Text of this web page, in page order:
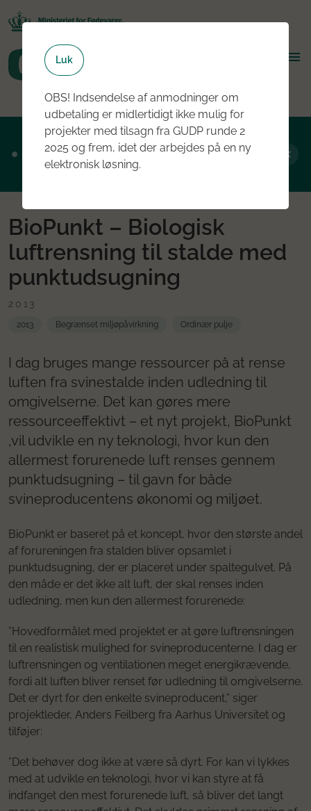
Ansøgningsrunde 2, 2026 er nu åben - læs
mere om rundens fokus her
BioPunkt – Biologisk
luftrensning til stalde med
punktudsugning
2013
2013 Begrænset miljøpåvirkning Ordinær pulje
I dag bruges mange ressourcer på at rense
luften fra svinestalde inden udledning til
omgivelserne. Det kan gøres mere
ressourceeffektivt – et nyt projekt, BioPunkt
,vil udvikle en ny teknologi, hvor kun den
allermest forurenede luft renses gennem
punktudsugning – til gavn for både
svineproducentens økonomi og miljøet.
BioPunkt er baseret på et koncept, hvor den største andel
af forureningen fra stalden bliver opsamlet i
punktudsugning, der er placeret under spaltegulvet. På
den måde er det ikke alt luft, der skal renses inden
udledning, men kun den allermest forurenede:
”Hovedformålet med projektet er at gøre luftrensningen
til en realistisk mulighed for svineproducenterne. I dag er
luftrensningen og ventilationen meget energikrævende,
fordi alt luften bliver renset før udledning til omgivelserne.
Det er dyrt for den enkelte svineproducent,” siger
projektleder, Anders Feilberg fra Aarhus Universitet og
tilføjer:
”Det behøver dog ikke at være så dyrt. For kan vi lykkes
med at udvikle en teknologi, hvor vi kan styre at få
indfanget den mest forurenede luft, så bliver det langt
Luk
OBS! Indsendelse af anmodninger om
udbetaling er midlertidigt ikke mulig for
projekter med tilsagn fra GUDP runde 2
2025 og frem, idet der arbejdes på en ny
elektronisk løsning.